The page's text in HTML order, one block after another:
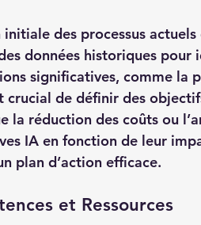
des processus
données historiques
significatives, comme la
crucial de définir des
la réduction des coûts ou
IA en fonction de leur
plan d’action efficace.
et Ressources